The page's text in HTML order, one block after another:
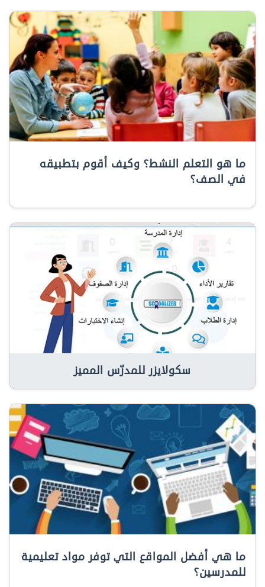
ما هو التعلم النشط؟ وكيف أقوم بتطبيقه
في الصف؟
سكولايزر للمدرّس المميز
ما هي أفضل المواقع التي توفر مواد تعليمية
للمدرسين؟